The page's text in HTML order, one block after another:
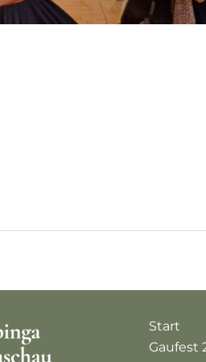
Start
Gaufest